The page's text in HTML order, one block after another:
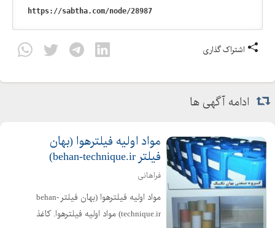
اشتراک گذاری
ادامه آگهی ها
مواد اوليه فيلترهوا (بهان
فیلتر behan-technique.ir)
فراهانی
مواد اوليه فيلترهوا (بهان فیلتر behan-
technique.ir) مواد اوليه فيلترهوا. کاغذ